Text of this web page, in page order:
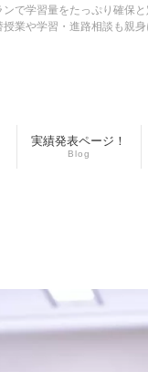
で学習量をたっぷり確保
業や学習・進路相談も親身
実績発表ページ！
Blog